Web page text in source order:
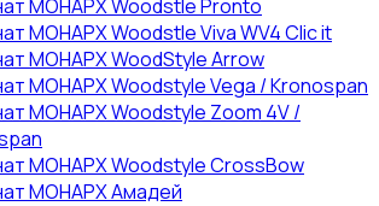
МОНАРХ Woodstle Pronto
МОНАРХ Woodstle Viva WV4 Clic it
МОНАРХ WoodStyle Arrow
МОНАРХ Woodstyle Vega / Kronospan
МОНАРХ Woodstyle Zoom 4V /
МОНАРХ Woodstyle СrossBow
МОНАРХ Амадей